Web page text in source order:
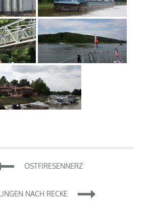
OSTFIRESENNERZ
NACH RECKE